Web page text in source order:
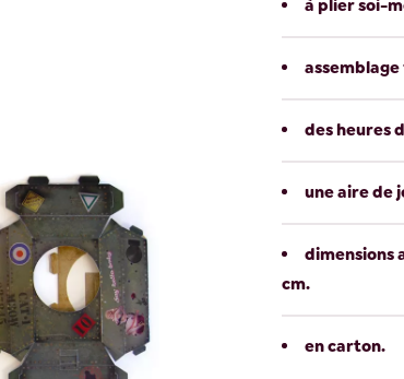
à plier soi-
des heures
une aire de
dimensions
cm.
en carton.